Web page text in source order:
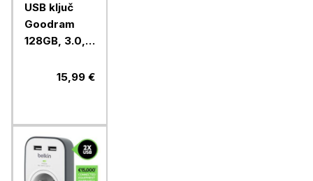
USB ključ
Goodram
128GB, 3.0,
1280K0R11
15,99 €